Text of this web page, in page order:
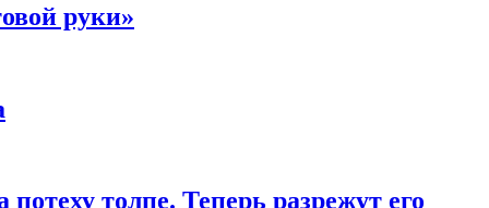
руки»
толпе. Теперь разрежут его